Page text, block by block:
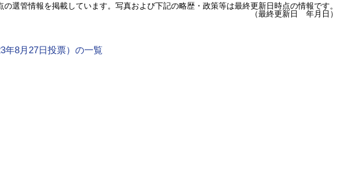
の選管情報を掲載しています。写真および下記の略歴・政策等は最終更新日時点の情報です。
（最終更新日 年月日）
年8月27日投票）の一覧